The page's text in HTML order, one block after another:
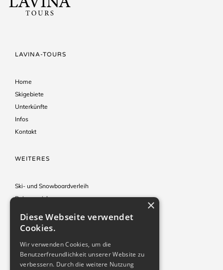
LAVINA-TOURS
Home
Skigebiete
Unterkünfte
Infos
Kontakt
WEITERES
Ski- und Snowboardverleih
Reiseversicherung
Reisebedingungen
KONTAKT
×
Diese Webseite verwendet
Cookies.
Wir verwenden Cookies, um die
Benutzerfreundlichkeit unserer Website zu
verbessern. Durch die weitere Nutzung